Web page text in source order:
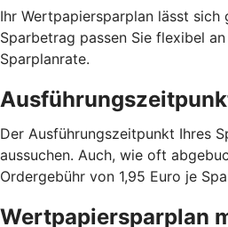
Ihr Wertpapiersparplan lässt
Sparbetrag passen Sie flexibel
Sparplanrate.
Der Ausführungszeitpunkt Ihres
aussuchen. Auch, wie oft
Ordergebühr von 1,95 Euro je
Wertpapiersparplan